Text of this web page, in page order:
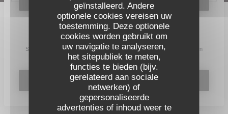
geïnstalleerd. Andere
optionele cookies vereisen uw
toestemming. Deze optionele
cookies worden gebruikt om
uw navigatie te analyseren,
het sitepubliek te meten,
functies te bieden (bijv.
gerelateerd aan sociale
netwerken) of
gepersonaliseerde
advertenties of inhoud weer te
Word op de hoogte gehouden*
Schrijf je in op onze nieuwsbrief om gepersonaliseerde communicatie en
marketingaanbiedingen per e-mail van ons te ontvangen.
ABONNEREN